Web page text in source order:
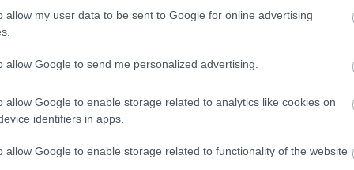
allow my user data to be sent to Google for online advertising
allow Google to send me personalized advertising.
allow Google to enable storage related to analytics like cookies on
identifiers in apps.
allow Google to enable storage related to functionality of the website
αλλά εικάζω ότι θα έπρεπε να ακολουθείται
άνθρωπο που διαβάζει, δίνει τις
την δίκη του. Στο τέλος νομίζαμε ότι εσείς
το δικαστήριο. Όλο αυτό δεν δείχνει έναν